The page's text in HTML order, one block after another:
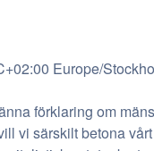
Europe/
förklaring om
vi särskilt betona